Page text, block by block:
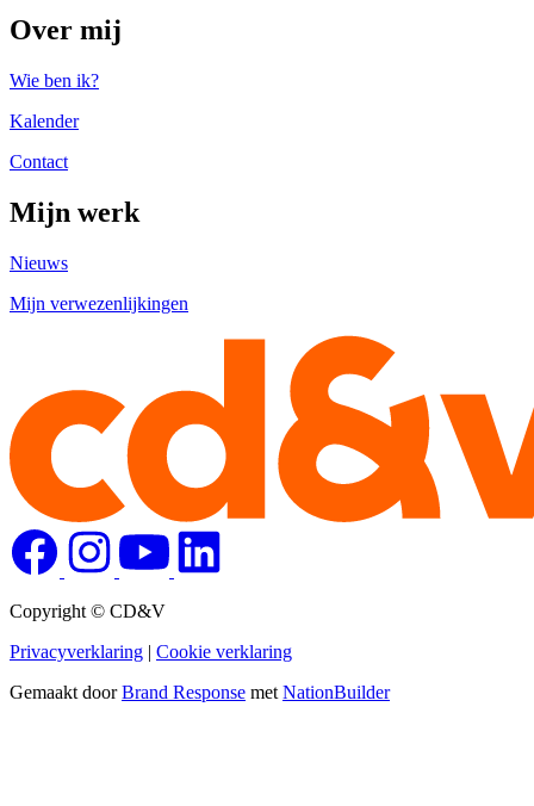
Over mij
Wie ben ik?
Kalender
Contact
Mijn werk
Nieuws
Mijn verwezenlijkingen
Copyright © CD&V
Privacyverklaring | Cookie verklaring
Gemaakt doorBrand Response met NationBuilder